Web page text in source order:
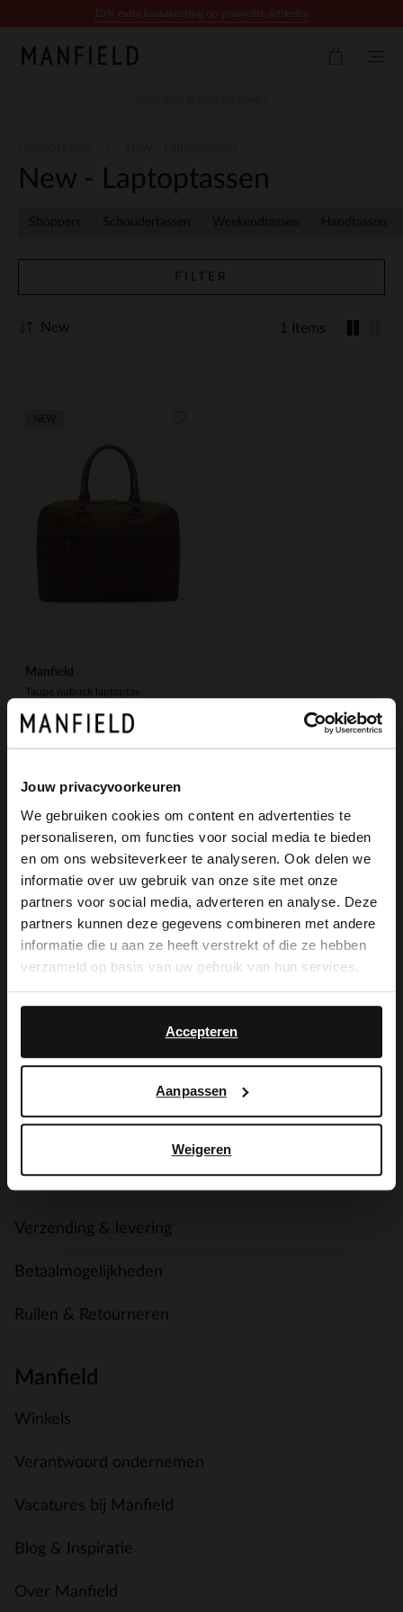
Jouw privacyvoorkeuren
We gebruiken cookies om content en advertenties te
personaliseren, om functies voor social media te bieden
en om ons websiteverkeer te analyseren. Ook delen we
informatie over uw gebruik van onze site met onze
partners voor social media, adverteren en analyse. Deze
partners kunnen deze gegevens combineren met andere
informatie die u aan ze heeft verstrekt of die ze hebben
verzameld op basis van uw gebruik van hun services.
Accepteren
Aanpassen
Weigeren
New - Laptoptassen
Shoppers Schoudertassen Weekendtassen Handtassen
FILTER
1 Items
New
Manfield
Taupe nubuck laptoptas
189.99
De My Manfield
voordelen wachten
op je.
AANMELDEN MY MANFIELD
Meer over My Manfield
Verzending & levering
Betaalmogelijkheden
Ruilen & Retourneren
Manfield
Winkels
Verantwoord ondernemen
Vacatures bij Manfield
Blog & Inspiratie
Over Manfield
×
View this website in English?
It looks like your language isn't Dutch. Would
you like to switch to English?
English